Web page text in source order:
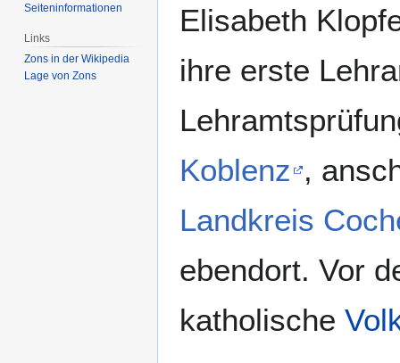
Elisabeth
ihre erste
Koblenz ,
Landkreis
ebendort. Vor
katholische
Seiten­­informationen
Links
Zons in der Wikipedia
Lage von Zons